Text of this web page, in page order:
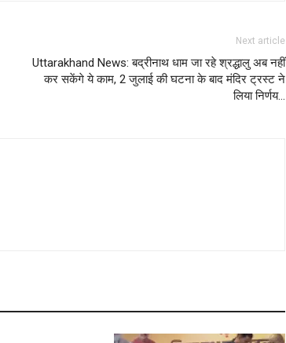
Next article
Uttarakhand News: बद्रीनाथ धाम जा रहे श्रद्धालु अब नहीं
कर सकेंगे ये काम, 2 जुलाई की घटना के बाद मंदिर ट्रस्ट ने
लिया निर्णय…